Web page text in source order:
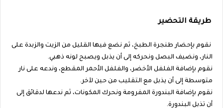
طريقة التحضير
نقوم بإحضار طنجرة الطبخ، ثم نضع فيها القليل من الزيت والزبدة على
النار، ونضيف البصل ونحركه إلى أن يذبل ويصبح لونه ذهبي.
نقوم بإضافة الفلفل الأخضر، والفلفل الأحمر المقطع، وندعه على نار
متوسطة إلى أن يذبل مع التقليب من حين لآخر.
نقوم بإضافة البندورة المفرومة ونحرك المكونات، ثم ندعها لدقائق إلى
أن تذبل البندورة.